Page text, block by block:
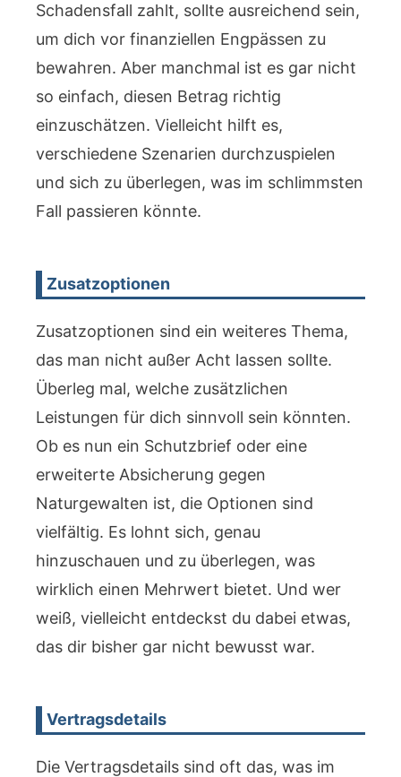
Schadensfall zahlt, sollte ausreichend sein,
um dich vor finanziellen Engpässen zu
bewahren. Aber manchmal ist es gar nicht
so einfach, diesen Betrag richtig
einzuschätzen. Vielleicht hilft es,
verschiedene Szenarien durchzuspielen
und sich zu überlegen, was im schlimmsten
Fall passieren könnte.
Zusatzoptionen
Zusatzoptionen sind ein weiteres Thema,
das man nicht außer Acht lassen sollte.
Überleg mal, welche zusätzlichen
Leistungen für dich sinnvoll sein könnten.
Ob es nun ein Schutzbrief oder eine
erweiterte Absicherung gegen
Naturgewalten ist, die Optionen sind
vielfältig. Es lohnt sich, genau
hinzuschauen und zu überlegen, was
wirklich einen Mehrwert bietet. Und wer
weiß, vielleicht entdeckst du dabei etwas,
das dir bisher gar nicht bewusst war.
Vertragsdetails
Die Vertragsdetails sind oft das, was im